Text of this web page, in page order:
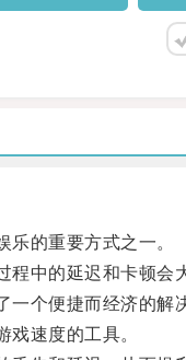
的重要方式之一。
中的延迟和卡顿会
个便捷而经济的解
速度的工具。